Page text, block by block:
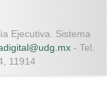
Ejecutiva. Sistema
- Tel.
11914